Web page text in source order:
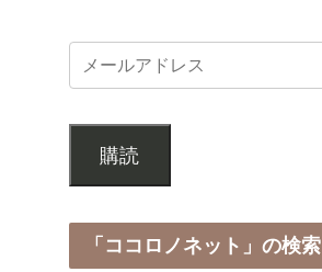
購読
「ココロノネット」の検索